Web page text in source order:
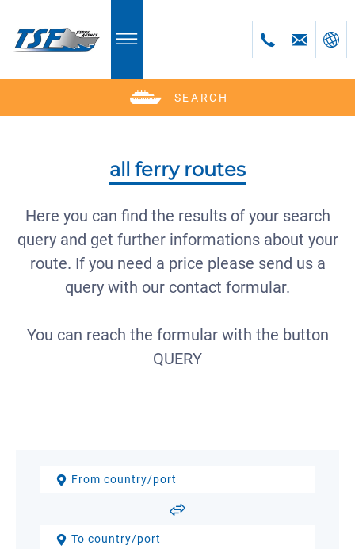
SEARCH
Česky
Bulgară
all ferry routes
Here you can find the results of your search
query and get further informations about your
route. If you need a price please send us a
query with our contact formular.
You can reach the formular with the button
QUERY